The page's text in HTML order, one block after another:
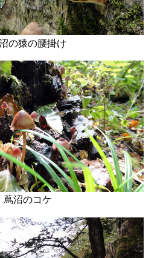
の猿の腰掛け
蔦沼のコケ